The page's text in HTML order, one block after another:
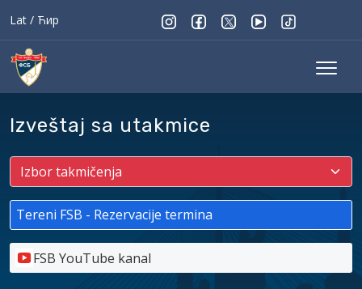
Lat / Ћир
Izveštaj sa utakmice
Tereni FSB - Rezervacije termina
FSB YouTube kanal